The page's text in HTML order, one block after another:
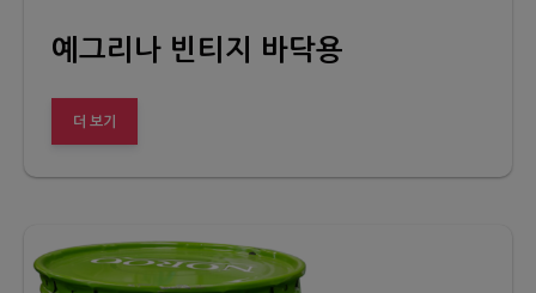
예그리나 빈티지 바닥용
더 보기